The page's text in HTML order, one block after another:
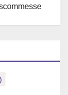
scritto delle
le offerte